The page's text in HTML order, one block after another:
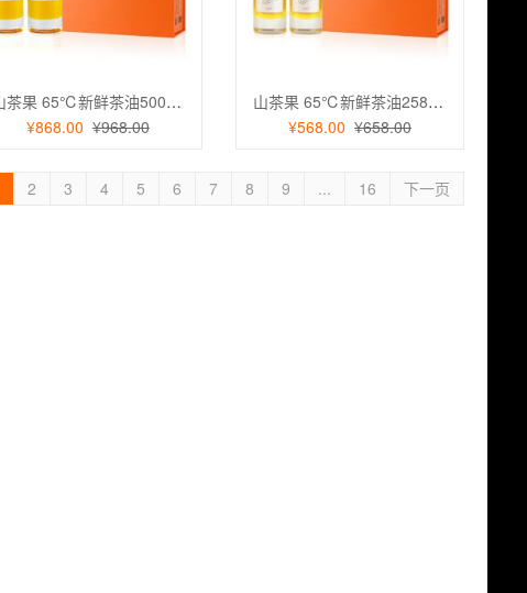
山茶果 65℃新鲜茶油500ml*2礼盒装 山茶油一级冷榨油茶籽油
¥868.00 ¥968.00
山茶果 65℃新鲜茶油258ml*2礼盒装 山茶油一级冷榨油茶籽油
¥568.00 ¥658.00
2 3 4 5 6 7 8 9 ... 16 下一页